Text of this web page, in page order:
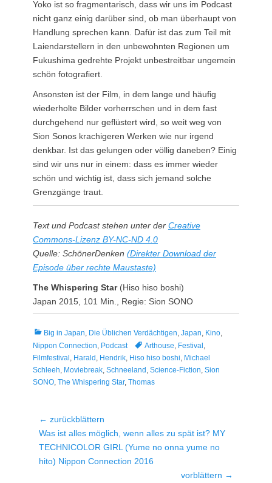
Yoko ist so fragmentarisch, dass wir uns im Podcast
nicht ganz einig darüber sind, ob man überhaupt von
Handlung sprechen kann. Dafür ist das zum Teil mit
Laiendarstellern in den unbewohnten Regionen um
Fukushima gedrehte Projekt unbestreitbar ungemein
schön fotografiert.
Ansonsten ist der Film, in dem lange und häufig
wiederholte Bilder vorherrschen und in dem fast
durchgehend nur geflüstert wird, so weit weg von
Sion Sonos krachigeren Werken wie nur irgend
denkbar. Ist das gelungen oder völlig daneben? Einig
sind wir uns nur in einem: dass es immer wieder
schön und wichtig ist, dass sich jemand solche
Grenzgänge traut.
Text und Podcast stehen unter der Creative
Commons-Lizenz BY-NC-ND 4.0
Quelle: SchönerDenken (Direkter Download der
Episode über rechte Maustaste)
The Whispering Star(Hiso hiso boshi)
Japan 2015, 101 Min., Regie: Sion SONO
Kategorien
Big in Japan Die Üblichen Verdächtigen Japan Kino
Nippon Connection Podcast TagsArthouse Festival
Filmfestival Harald Hendrik Hiso hiso boshi Michael
Schleeh Moviebreak Schneeland Science-Fiction Sion
SONO The Whispering Star, Thomas
Beitragsnavigation
← zurückblättern
Vorheriger
Beitrag:
Was ist alles möglich, wenn alles zu spät ist? MY
TECHNICOLOR GIRL (Yume no onna yume no
hito) Nippon Connection 2016
vorblättern →